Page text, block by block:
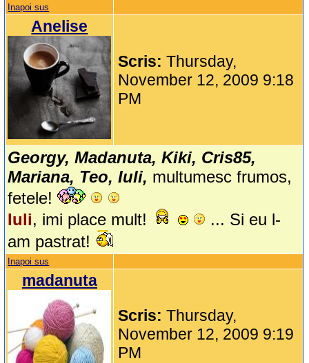
Inapoi sus
Anelise
Scris:Thursday,
November 12, 2009 9:18
PM
Georgy, Madanuta, Kiki, Cris85,
Mariana, Teo, Iuli, multumesc frumos,
fetele!
Iuli, imi place mult!
... Si eu l-
am pastrat!
Inapoi sus
madanuta
Scris:Thursday,
November 12, 2009 9:19
PM